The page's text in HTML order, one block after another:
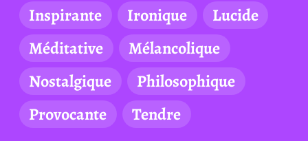
Inspirante
Ironique
Lucide
Méditative
Mélancolique
Nostalgique
Philosophique
Provocante
Tendre